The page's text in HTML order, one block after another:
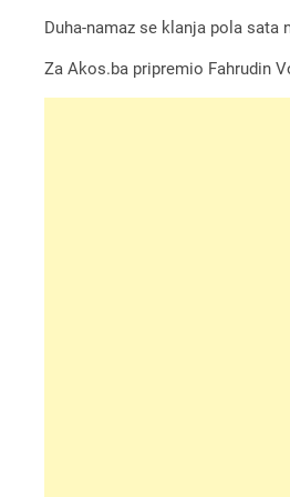
Duha-namaz se klanja pola sata
Za Akos.ba pripremio Fahrudin